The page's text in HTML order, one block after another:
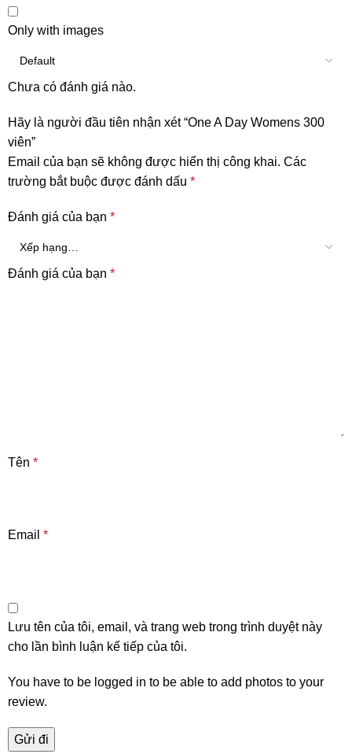
Only with images
Chưa có đánh giá nào.
Hãy là người đầu tiên nhận xét “One A Day Womens 300
viên”
Email của bạn sẽ không được hiển thị công khai. Các
trường bắt buộc được đánh dấu*
Đánh giá của bạn*
Đánh giá của bạn*
Tên*
Email*
Lưu tên của tôi, email, và trang web trong trình duyệt này
cho lần bình luận kế tiếp của tôi.
You have to be logged in to be able to add photos to your
review.